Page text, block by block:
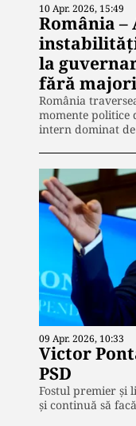
10 Apr. 2026, 15:49
România
la
fără
România
momente politice
intern dominat
09 Apr. 2026, 10:33
Victor
PSD
Fostul premier și
și continuă să